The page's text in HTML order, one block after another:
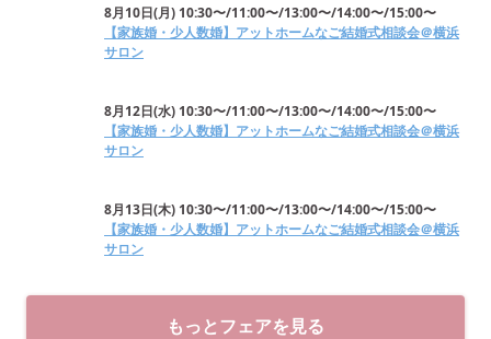
8月10日(月) 10:30〜/11:00〜/13:00〜/14:00〜/15:00〜
【家族婚・少人数婚】アットホームなご結婚式相談会＠横浜
サロン
8月12日(水) 10:30〜/11:00〜/13:00〜/14:00〜/15:00〜
【家族婚・少人数婚】アットホームなご結婚式相談会＠横浜
サロン
8月13日(木) 10:30〜/11:00〜/13:00〜/14:00〜/15:00〜
【家族婚・少人数婚】アットホームなご結婚式相談会＠横浜
サロン
もっとフェアを見る